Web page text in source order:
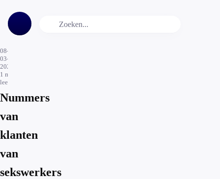
08-
03-
2022
1 min.
leestijd
Nummers
van
klanten
van
sekswerkers